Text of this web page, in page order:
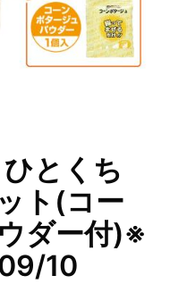
とくち
ト(コー
ダー付)※
10